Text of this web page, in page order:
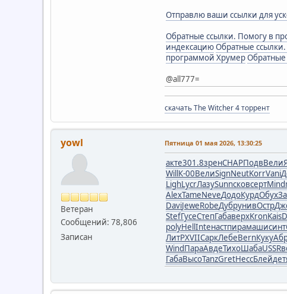
Отправлю ваши ссылки для
Обратные ссылки. Помогу в
индексациюОбратные ссылки.
программой ХрумерОбратные
@all777=
скачать The Witcher 4 торрент
yowl
Ветеран
Сообщений: 78,806
Записан
Пятница 01 мая 2026, 13:30:25
акте301.8зренCHAPПодвВели
WillК-00ВелиSignNeutKorrVani
LighLycrЛазуSunnсковсертMind
AlexTameNeveДодоКурдОбух
DaviJeweRobeДубрунивОстр
StefГусеСтепГабаверхKronKais
polyHellInteнастпирамашисинт
ЛитРXVIIСаркЛебеBernКуку
WindПараАвдеТихоШабаUSSR
ГабаВысоTanzGretНессБлей